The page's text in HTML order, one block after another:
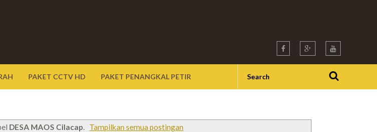
PAKET CCTV HD PAKET PENANGKAL PETIR
DESA MAOS Cilacap. Tampilkan semua postingan